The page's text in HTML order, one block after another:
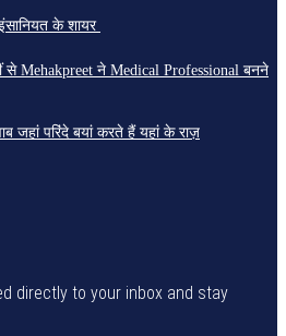
के शायर
से Mehakpreet ने Medical Professional बनने
जहां परिंदे बयां करते हैं यहां के राज़
directly to your inbox and stay